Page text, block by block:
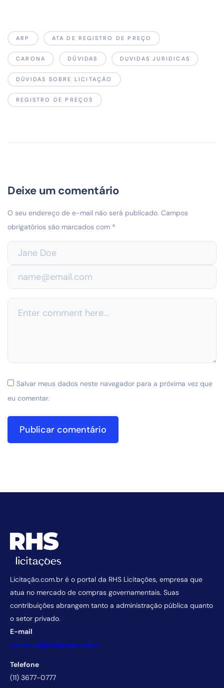
ARP ATA DE REGISTRO DE PREÇO
CARONA DÚVIDAS DUVIDAS JURIDICAS
DÚVIDAS SOBRE LICITAÇÃO
REGISTRO DE PREÇOS
Deixe um comentário
O seu endereço de e-mail não será publicado. Campos
obrigatórios são marcados com *
Salvar meus dados neste navegador para a próxima vez que
eu comentar.
Licitação.com.br é o portal da RHS Licitações, empresa que
atua no mercado de compras governamentais. Suas
contribuições abrangem tanto a administração pública quanto
o setor privado.
E-mail
comercial@licitacao.com.br
Telefone
(11) 3677-0777